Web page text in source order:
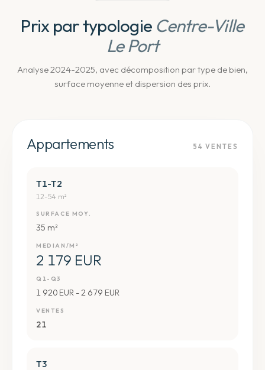
Prix par typologie Centre-Ville
Le Port
Analyse 2024-2025, avec décomposition par type de bien,
surface moyenne et dispersion des prix.
Appartements 54 VENTES
T1-T2
12-54 m²
SURFACE MOY.
35 m²
MEDIAN/M²
2 179 EUR
Q1-Q3
1 920 EUR - 2 679 EUR
VENTES
21
T3